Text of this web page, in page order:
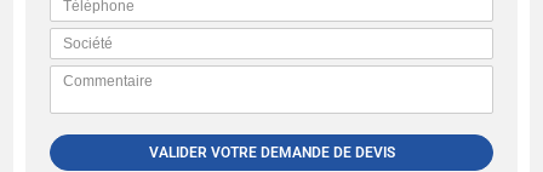
VALIDER VOTRE DEMANDE DE DEVIS